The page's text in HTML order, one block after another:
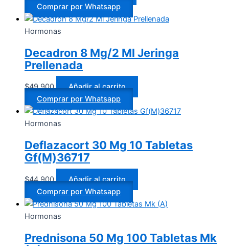
Comprar por Whatsapp
Hormonas
Decadron 8 Mg/2 Ml Jeringa
Prellenada
$49.900
Añadir al carrito
Comprar por Whatsapp
Hormonas
Deflazacort 30 Mg 10 Tabletas
Gf(M)36717
$44.900
Añadir al carrito
Comprar por Whatsapp
Hormonas
Prednisona 50 Mg 100 Tabletas Mk